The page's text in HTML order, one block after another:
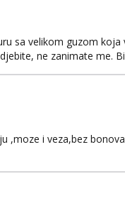
sa velikom guzom
ne zanimate me.
,moze i veza,bez